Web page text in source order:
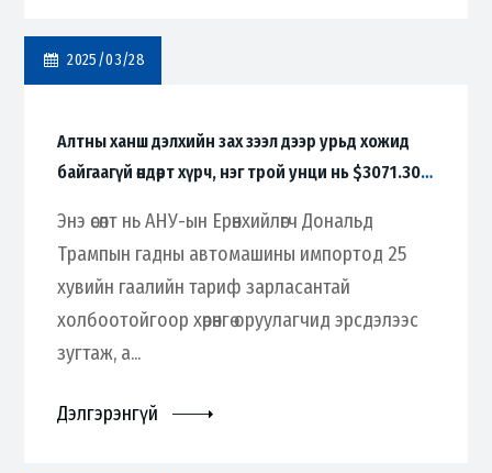
2025/03/28
Алтны ханш дэлхийн зах зээл дээр урьд хожид
байгаагүй өндөрт хүрч, нэг трой унци нь $3071.30
Энэ өсөлт нь АНУ-ын Ерөнхийлөгч Дональд
Трампын гадны автомашины импортод 25
хувийн гаалийн тариф зарласантай
холбоотойгоор хөрөнгө оруулагчид эрсдэлээс
зугтаж, а...
Дэлгэрэнгүй